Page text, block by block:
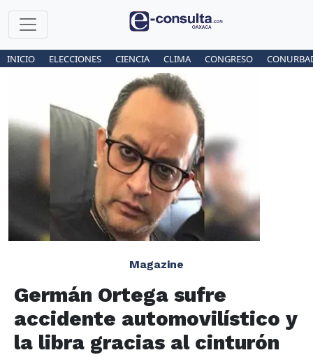
INICIO ELECCIONES CIENCIA CLIMA CONGRESO
Magazine
Germán Ortega sufre
accidente automovilístico y
la libra gracias al cinturón